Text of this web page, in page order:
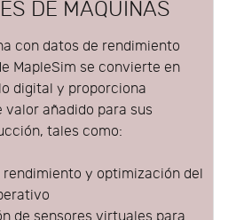
DE MÁQUINAS
con datos de rendimiento
MapleSim se convierte en
digital y proporciona
añadido para sus
tales como:
rendimiento y optimización del